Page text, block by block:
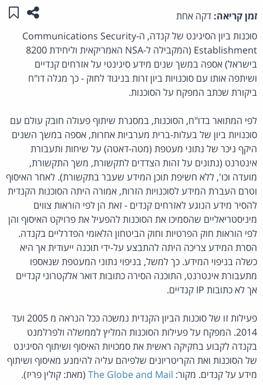
זמן קריאה: דקה אחת שתפו
סוכנות ביון הסיגינט של קנדה, ה-Communications Security
Establishment (המקבילה ל-NSA האמריקאית וליחידת 8200
בישראל) אספה במשך שנים מידע סיגינטי על אזרחים קנדיים
ושיתפה אותו עם סוכנויות ביון זרות בניגוד לחוק - כך מגלה דו"ח
ביקורת שכתב המפקח על הסוכנות.
לפי המתואר בדו"ח, הסוכנות, במסגרת שיתוף פעולה חובק עולם עם
סוכנויות ביון של בעלות-ברית מערביות אחרות, אספה במשך השנים
היקף ניכר של נתוני מעטפת (מטה-דאטה) על שיחות ותעבורת
אינטרנט (נתונים על זהות הצדדים לתקשורת, משך התקשורת,
מועדה וכו', ללא חשיפת תוכן המידע שעבר בתקשורת). לאחר האיסוף
וטרם העברת המידע לסוכנויות הזרות, אמורה היתה הסוכנות הקנדית
להסיר מידע הנוגע לאזרחים קנדים - זאת הן לפי הוראות צווים
מיניסטריאליים שהסמיכו את הסוכנות להפעיל את פרויקט האיסוף והן
לפי הוראות חוק הפרטיות וחוק הביטחון הלאומי הפדרליים בקנדה.
הסרת המידע צריכה היתה להתבצע על-ידי תוכנה ייעודית אך היא
כשלה בניפוי המידע. כך למשל, בניפוי נתוני המעטפת שנאספו
מתעבורת אינטרנט, התוכנה הסירה כתובות דואר אלקטרוני קנדיים
אך לא כתובות IP קנדיים.
פעילות זו של סוכנות הביון הקנדית נמשכה ככל הנראה מ 2005 ועד
2014. המפקח על פעילות הסוכנות המליץ לממשלה ולפרלמנט
בקנדה לקבוע בחקיקה ראשית את סמכויות האיסוף ושיתוף הסיגינט
של הסוכנות ואת הקריטריונים שלפיהם עליה להימנע מאיסוף ושיתוף
מידע על קנדים. מקור: The Globe and Mail (מאת: קולין פריז).